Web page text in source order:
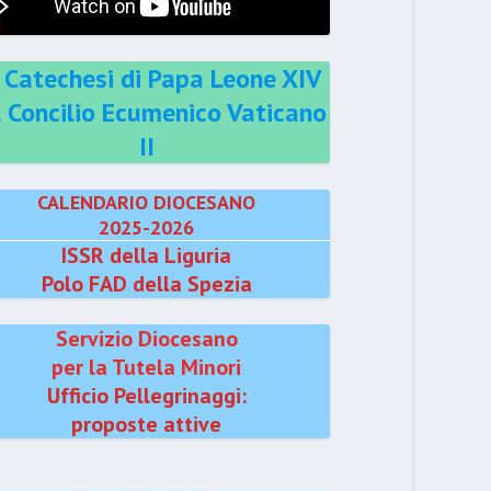
Catechesi di Papa Leone XIV
Ecumenico Vaticano
II
CALENDARIO DIOCESANO
2025-2026
ISSR della Liguria
Polo FAD della Spezia
Servizio Diocesano
per la Tutela Minori
Ufficio Pellegrinaggi:
proposte attive